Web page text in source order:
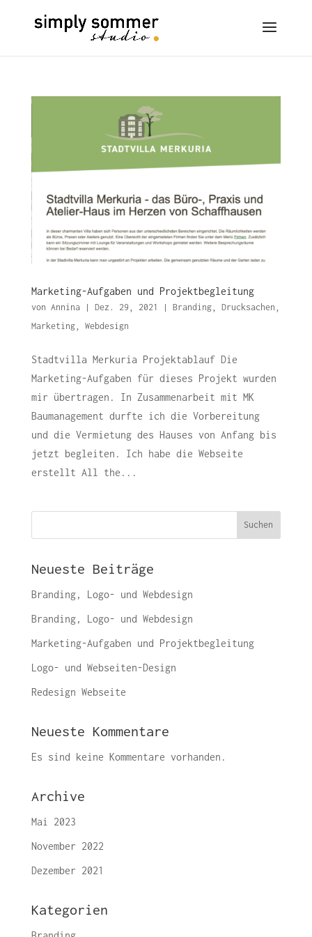
Marketing-Aufgaben und Projektbegleitung
von Annina| Dez. 29, 2021 | Branding, Drucksachen
Marketing, Webdesign
Stadtvilla Merkuria Projektablauf Die
Marketing-Aufgaben für dieses Projekt wurden
mir übertragen. In Zusammenarbeit mit MK
Baumanagement durfte ich die Vorbereitung
und die Vermietung des Hauses von Anfang bis
jetzt begleiten. Ich habe die Webseite
erstellt All the...
Suchen
Neueste Beiträge
Branding, Logo- und Webdesign
Branding, Logo- und Webdesign
Marketing-Aufgaben und Projektbegleitung
Logo- und Webseiten-Design
Redesign Webseite
Neueste Kommentare
Es sind keine Kommentare vorhanden.
Archive
Mai 2023
November 2022
Dezember 2021
Kategorien